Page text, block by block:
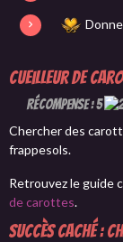
Cueilleur de
Récompense : 5
Chercher des
frappesols.
Retrouvez le guide
de carottes.
Succès caché :